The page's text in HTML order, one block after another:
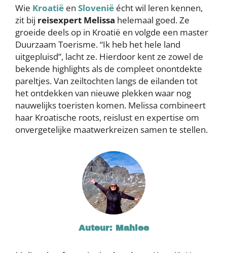
Wie Kroatië en Slovenië écht wil leren kennen,
zit bij reisexpert Melissa helemaal goed. Ze
groeide deels op in Kroatië en volgde een master
Duurzaam Toerisme. “Ik heb het hele land
uitgepluisd”, lacht ze. Hierdoor kent ze zowel de
bekende highlights als de compleet onontdekte
pareltjes. Van zeiltochten langs de eilanden tot
het ontdekken van nieuwe plekken waar nog
nauwelijks toeristen komen. Melissa combineert
haar Kroatische roots, reislust en expertise om
onvergetelijke maatwerkreizen samen te stellen.
Auteur: Mahlee